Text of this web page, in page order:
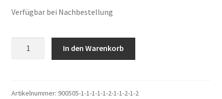
Verfügbar bei Nachbestellung
6
In den Warenkorb
Artikelnummer: 900505-1-1-1-1-1-2-1-1-2-1-2